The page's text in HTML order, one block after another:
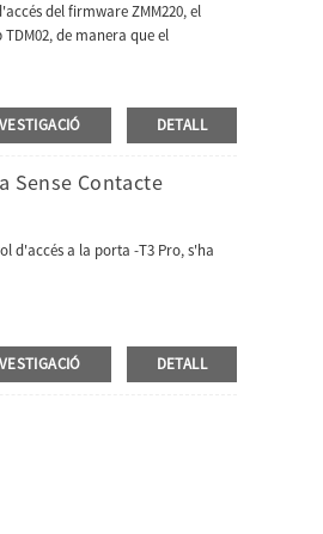
del firmware ZMM220, el
de manera que el
DETALL
Sense Contacte
d'accés a la porta -T3 Pro, s'ha
DETALL